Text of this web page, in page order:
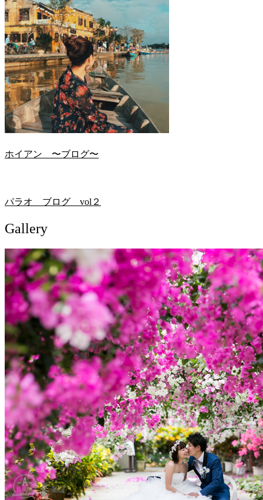
ホイアン 〜ブログ〜
パラオ ブログ vol２
Gallery